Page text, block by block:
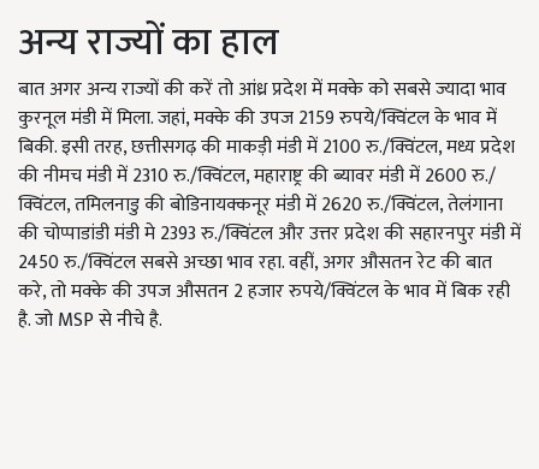
अन्य राज्यों का हाल
बात अगर अन्य राज्यों की करें तो आंध्र प्रदेश में मक्के को सबसे ज्यादा भाव
कुरनूल मंडी में मिला. जहां, मक्के की उपज 2159 रुपये/क्विंटल के भाव में
बिकी. इसी तरह, छत्तीसगढ़ की माकड़ी मंडी में 2100 रु./क्विंटल, मध्य प्रदेश
की नीमच मंडी में 2310 रु./क्विंटल, महाराष्ट्र की ब्यावर मंडी में 2600 रु./
क्विंटल, तमिलनाडु की बोडिनायक्कनूर मंडी में 2620 रु./क्विंटल, तेलंगाना
की चोप्पाडांडी मंडी मे 2393 रु./क्विंटल और उत्तर प्रदेश की सहारनपुर मंडी में
2450 रु./क्विंटल सबसे अच्छा भाव रहा. वहीं, अगर औसतन रेट की बात
करे, तो मक्के की उपज औसतन 2 हजार रुपये/क्विंटल के भाव में बिक रही
है. जो MSP से नीचे है.